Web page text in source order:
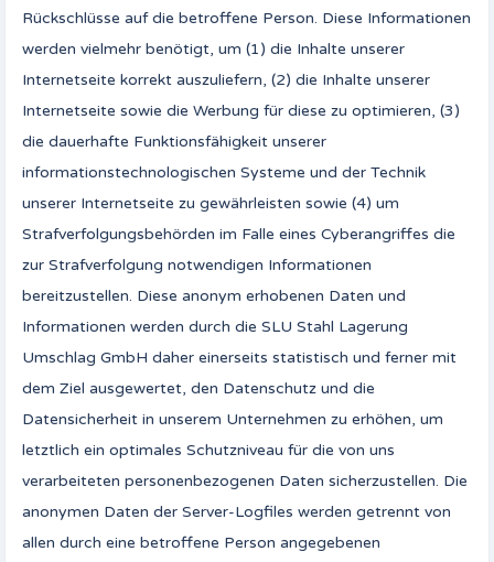
Rückschlüsse auf die betroffene Person. Diese Informationen
werden vielmehr benötigt, um (1) die Inhalte unserer
Internetseite korrekt auszuliefern, (2) die Inhalte unserer
Internetseite sowie die Werbung für diese zu optimieren, (3)
die dauerhafte Funktionsfähigkeit unserer
informationstechnologischen Systeme und der Technik
unserer Internetseite zu gewährleisten sowie (4) um
Strafverfolgungsbehörden im Falle eines Cyberangriffes die
zur Strafverfolgung notwendigen Informationen
bereitzustellen. Diese anonym erhobenen Daten und
Informationen werden durch die SLU Stahl Lagerung
Umschlag GmbH daher einerseits statistisch und ferner mit
dem Ziel ausgewertet, den Datenschutz und die
Datensicherheit in unserem Unternehmen zu erhöhen, um
letztlich ein optimales Schutzniveau für die von uns
verarbeiteten personenbezogenen Daten sicherzustellen. Die
anonymen Daten der Server-Logfiles werden getrennt von
allen durch eine betroffene Person angegebenen